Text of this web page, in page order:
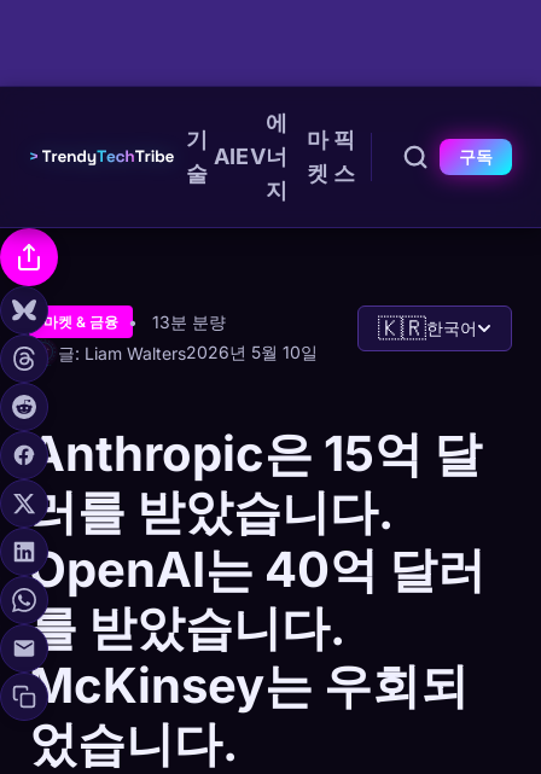
기
술
AIEV
에
너
지
마
켓
픽
스
구독
마켓 & 금융
13분 분량
글: Liam Walters2026년 5월 10일
🇰🇷한국어
Anthropic은 15억 달
러를 받았습니다.
OpenAI는 40억 달러
를 받았습니다.
McKinsey는 우회되
었습니다.